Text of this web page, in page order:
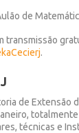
de
transmissão
.
de Extensão
técnicas e